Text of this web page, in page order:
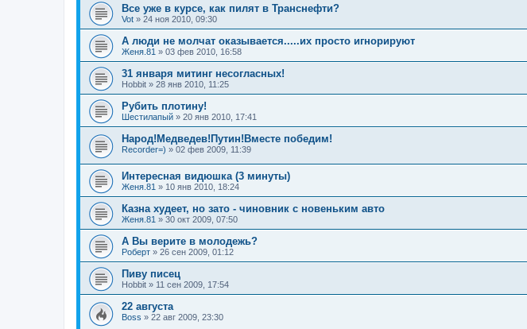
Все уже в курсе, как пилят в Транснефти?
Vot » 24 ноя 2010, 09:30
А люди не молчат оказывается.....их просто игнорируют
Женя.81 » 03 фев 2010, 16:58
31 января митинг несогласных!
Hobbit » 28 янв 2010, 11:25
Рубить плотину!
Шестилапый » 20 янв 2010, 17:41
Народ!Медведев!Путин!Вместе победим!
Recorder=) » 02 фев 2009, 11:39
Интересная видюшка (3 минуты)
Женя.81 » 10 янв 2010, 18:24
Казна худеет, но зато - чиновник с новеньким авто
Женя.81 » 30 окт 2009, 07:50
А Вы верите в молодежь?
Роберт » 26 сен 2009, 01:12
Пиву писец
Hobbit » 11 сен 2009, 17:54
22 августа
Boss » 22 авг 2009, 23:30